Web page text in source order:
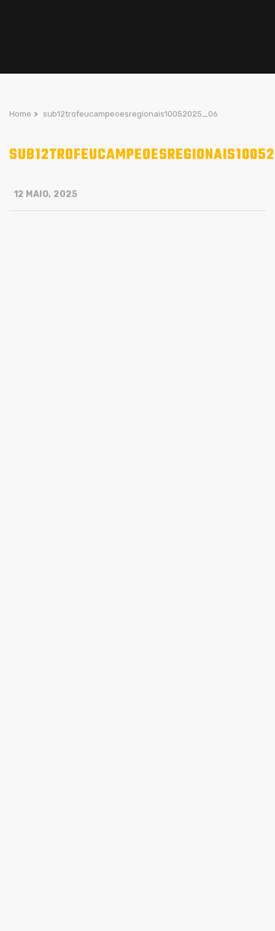
Home > sub12trofeucampeoesregionais10052025_06
12 MAIO, 2025